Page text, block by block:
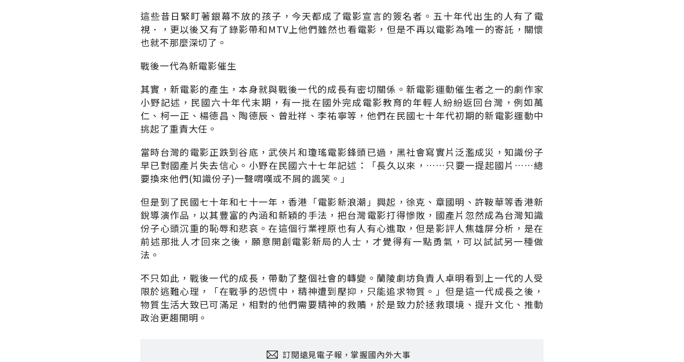
這些昔日緊盯著銀幕不放的孩子，今天都成了電影宣言的簽名者。五十年代出生的人有了電
視．，更以後又有了錄影帶和MTV上他們雖然也看電影，但是不再以電影為唯一的寄託，關懷
也就不那麼深切了。
戰後一代為新電影催生
其實，新電影的產生，本身就與戰後一代的成長有密切關係。新電影運動催生者之一的劇作家
小野記述，民國六十年代末期，有一批在國外完成電影教育的年輕人紛紛返回台灣，例如萬
仁、柯一正、楊德昌、陶德辰、曾壯祥、李祐寧等，他們在民國七十年代初期的新電影運動中
挑起了重責大任。
當時台灣的電影正跌到谷底，武俠片和瓊瑤電影鋒頭已過，黑社會寫實片泛濫成災，知識份子
早已對國產片失去信心。小野在民國六十七年記述：「長久以來，……只要一提起國片……總
要換來他們(知識份子)一聲喟嘆或不屑的諷笑。」
但是到了民國七十年和七十一年，香港「電影新浪潮」興起，徐克、章國明、許鞍華等香港新
銳導演作品，以其豐富的內涵和新穎的手法，把台灣電影打得慘敗，國產片忽然成為台灣知識
份子心頭沉重的恥辱和悲哀。在這個行業裡原也有人有心進取，但是影評人焦雄屏分析，是在
前述那批人才回來之後，願意開創電影新局的人士，才覺得有一點勇氣，可以試試另一種做
法。
不只如此，戰後一代的成長，帶動了整個社會的轉變。蘭陵劇坊負責人卓明看到上一代的人受
限於逃難心理，「在戰爭的恐慌中，精神遭到壓抑，只能追求物質。」但是這一代成長之後，
物質生活大致已可滿足，相對的他們需要精神的救贖，於是致力於拯救環境、提升文化、推動
政治更趨開明。
訂閱遠見電子報，掌握國內外大事